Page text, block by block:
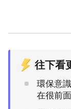
往下看
環保意
在很前面